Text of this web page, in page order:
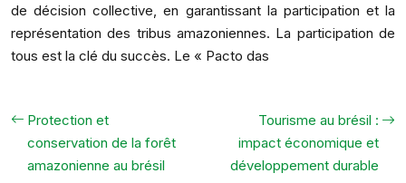
de décision collective, en garantissant la participation et la
représentation des tribus amazoniennes. La participation de
tous est la clé du succès. Le « Pacto das
Protection et
conservation de la forêt
amazonienne au brésil
Tourisme au brésil :
impact économique et
développement durable